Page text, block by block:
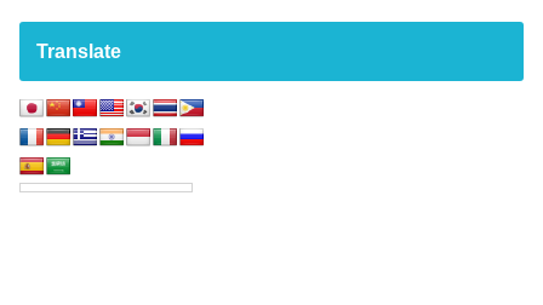
Translate